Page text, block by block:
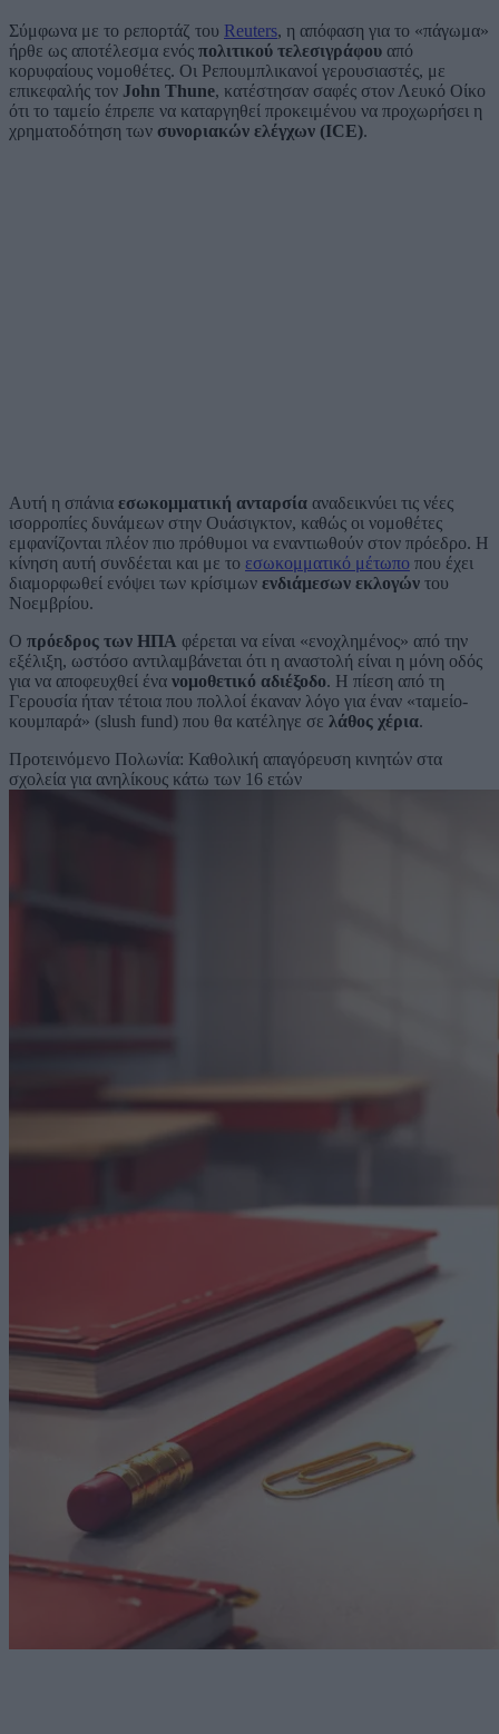
Σύμφωνα με το ρεπορτάζ του Reuters, η απόφαση για το «πάγωμα»
ήρθε ως αποτέλεσμα ενός πολιτικού τελεσιγράφου από
κορυφαίους νομοθέτες. Οι Ρεπουμπλικανοί γερουσιαστές, με
επικεφαλής τον John Thune, κατέστησαν σαφές στον Λευκό Οίκο
ότι το ταμείο έπρεπε να καταργηθεί προκειμένου να προχωρήσει η
χρηματοδότηση των συνοριακών ελέγχων (ICE).
Αυτή η σπάνια εσωκομματική ανταρσία αναδεικνύει τις νέες
ισορροπίες δυνάμεων στην Ουάσιγκτον, καθώς οι νομοθέτες
εμφανίζονται πλέον πιο πρόθυμοι να εναντιωθούν στον πρόεδρο. Η
κίνηση αυτή συνδέεται και με το εσωκομματικό μέτωπο που έχει
διαμορφωθεί ενόψει των κρίσιμων ενδιάμεσων εκλογών του
Νοεμβρίου.
Ο πρόεδρος των ΗΠΑ φέρεται να είναι «ενοχλημένος» από την
εξέλιξη, ωστόσο αντιλαμβάνεται ότι η αναστολή είναι η μόνη οδός
για να αποφευχθεί ένα νομοθετικό αδιέξοδο. Η πίεση από τη
Γερουσία ήταν τέτοια που πολλοί έκαναν λόγο για έναν «ταμείο-
κουμπαρά» (slush fund) που θα κατέληγε σε λάθος χέρια.
Προτεινόμενο Πολωνία: Καθολική απαγόρευση κινητών στα
σχολεία για ανηλίκους κάτω των 16 ετών